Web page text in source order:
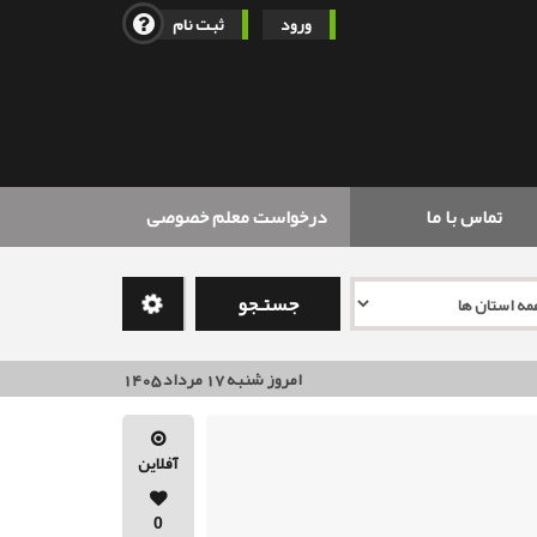
ورود ثبت نام
تماس با ما درخواست معلم خصوصی
جستـجو
امروز شنبه 17 مرداد 1405
آفلاین
0